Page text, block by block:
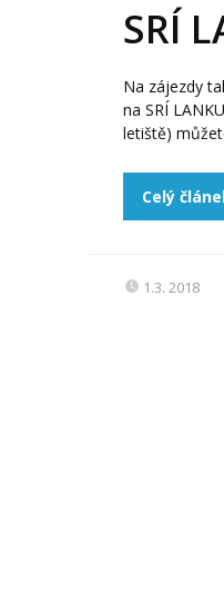
SRÍ
Na zájezdy
na SRÍ
letiště)
Celý
1.3. 2018